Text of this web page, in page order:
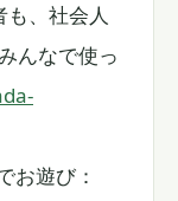
も、社会人
んなで使っ
お遊び：